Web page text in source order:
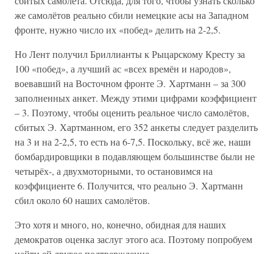
же самолётов реально сбили немецкие асы на Западном
фронте, нужно число их «побед» делить на 2-2,5.
Но Лент получил Бриллианты к Рыцарскому Кресту за
100 «побед», а лучший ас «всех времён и народов»,
воевавший на Восточном фронте Э. Хартманн – за 300
заполненных анкет. Между этими цифрами коэффициент
– 3. Поэтому, чтобы оценить реальное число самолётов,
сбитых Э. Хартманном, его 352 анкеты следует разделить
на 3 и на 2-2,5, то есть на 6-7,5. Поскольку, всё же, наши
бомбардировщики в подавляющем большинстве были не
четырёх-, а двухмоторными, то остановимся на
коэффициенте 6. Получится, что реально Э. Хартманн
сбил около 60 наших самолётов.
Это хотя и много, но, конечно, обидная для наших
демократов оценка заслуг этого аса. Поэтому попробуем